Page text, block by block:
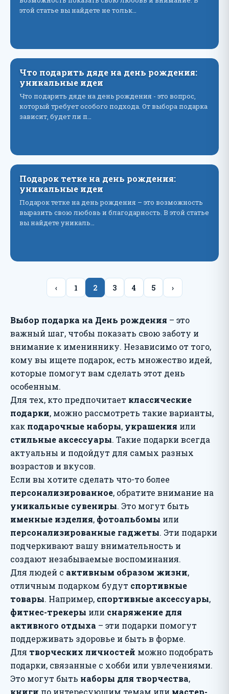
этой статье вы найдете не тольк…
Что подарить дяде на день рождения:
уникальные идеи
Что подарить дяде на день рождения - это вопрос,
который требует особого подхода. От выбора подарка
зависит, будет ли п…
Подарок тетке на день рождения:
уникальные идеи
Подарок тетке на день рождения – это возможность
выразить свою любовь и благодарность. В этой статье
вы найдете уникаль…
‹ 1 2 3 4 5 ›
Выбор подарка на День рождения – это
важный шаг, чтобы показать свою заботу и
внимание к имениннику. Независимо от того,
кому вы ищете подарок, есть множество идей,
которые помогут вам сделать этот день
особенным.
Для тех, кто предпочитает классические
подарки, можно рассмотреть такие варианты,
как подарочные наборы, украшения или
стильные аксессуары. Такие подарки всегда
актуальны и подойдут для самых разных
возрастов и вкусов.
Если вы хотите сделать что-то более
персонализированное, обратите внимание на
уникальные сувениры. Это могут быть
именные изделия, фотоальбомы или
персонализированные гаджеты. Эти подарки
подчеркивают вашу внимательность и
создают незабываемые воспоминания.
Для людей с активным образом жизни,
отличным подарком будут спортивные
товары. Например, спортивные аксессуары,
фитнес-трекеры или снаряжение для
активного отдыха – эти подарки помогут
поддерживать здоровье и быть в форме.
Для творческих личностей можно подобрать
подарки, связанные с хобби или увлечениями.
Это могут быть наборы для творчества,
книги по интересующим темам или мастер-